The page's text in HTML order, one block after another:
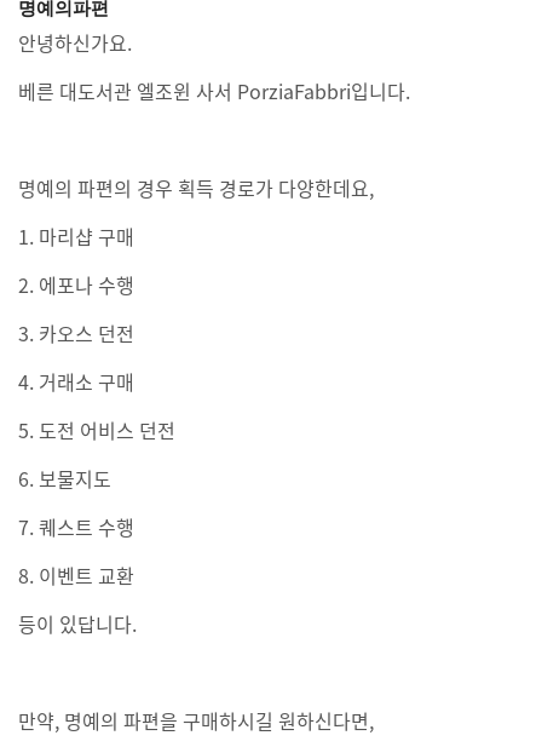
명예의파편
안녕하신가요.
베른 대도서관 엘조윈 사서 PorziaFabbri입니다.
명예의 파편의 경우 획득 경로가 다양한데요,
1. 마리샵 구매
2. 에포나 수행
3. 카오스 던전
4. 거래소 구매
5. 도전 어비스 던전
6. 보물지도
7. 퀘스트 수행
8. 이벤트 교환
등이 있답니다.
만약, 명예의 파편을 구매하시길 원하신다면,